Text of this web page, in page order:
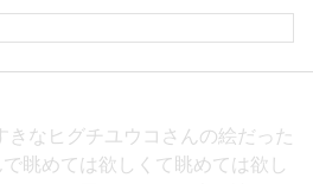
きなヒグチユウコさんの絵だった
眺めては欲しくて眺めては欲し